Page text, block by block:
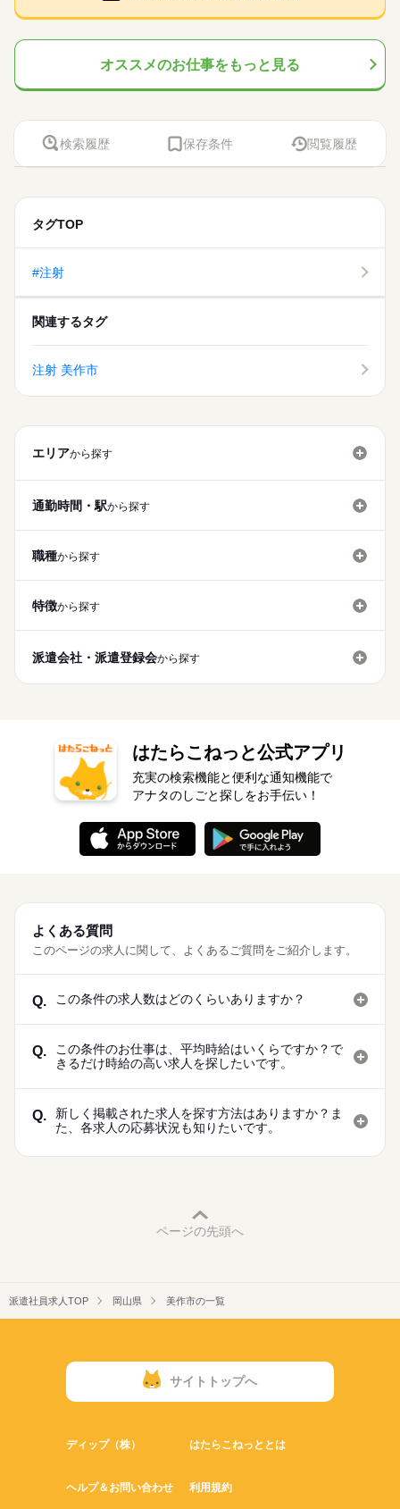
オススメのお仕事をもっと見る
検索履歴 保存条件 閲覧履歴
タグTOP
#注射
関連するタグ
注射 美作市
エリアから探す
通勤時間・駅から探す
職種から探す
特徴から探す
派遣会社・派遣登録会から探す
はたらこねっと公式アプリ
充実の検索機能と便利な通知機能で
アナタのしごと探しをお手伝い！
よくある質問
このページの求人に関して、よくあるご質問をご紹介します。
Q. この条件の求人数はどのくらいありますか？
Q.
この条件のお仕事は、平均時給はいくらですか？で
きるだけ時給の高い求人を探したいです。
Q.
新しく掲載された求人を探す方法はありますか？ま
た、各求人の応募状況も知りたいです。
ページの先頭へ
派遣社員求人TOP 岡山県 美作市の一覧
サイトトップへ
ディップ（株） はたらこねっととは
ヘルプ＆お問い合わせ 利用規約